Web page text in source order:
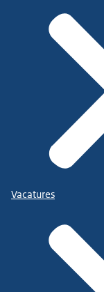
Vacatures